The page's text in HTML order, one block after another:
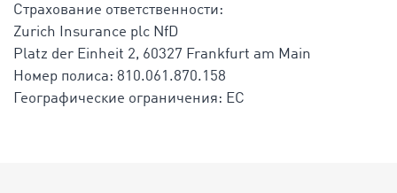
Страхование ответственности:
Zurich Insurance plc NfD
Platz der Einheit 2, 60327 Frankfurt am Main
Номер полиса: 810.061.870.158
Географические ограничения: ЕС